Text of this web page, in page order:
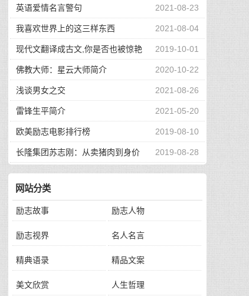
介 2021-08-23
英语爱情名言警句
2021-08-04
我喜欢世界上的这三样东西
2019-10-01
现代文翻译成古文,你是否也被惊艳
到了 2020-10-22
佛教大师：星云大师简介
2021-08-26
浅谈男女之交
2021-05-20
雷锋生平简介
2019-08-10
欧美励志电影排行榜
2019-08-28
长隆集团苏志刚：从卖猪肉到身价
130亿，他的秘诀是？
网站分类
励志故事 励志人物
励志视界 名人名言
精典语录 精品文案
美文欣赏 人生哲理